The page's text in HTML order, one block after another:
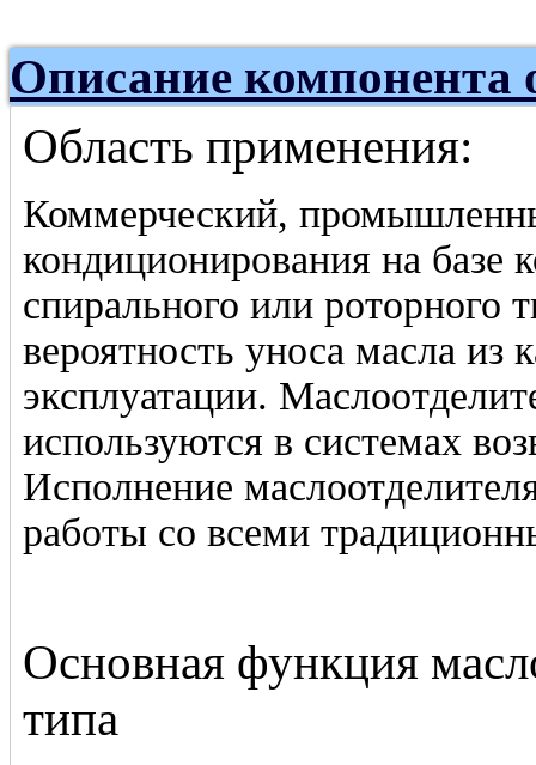
Описание компонента
Область применения:
Коммерческий,
кондиционирования на базе
спирального или роторного
вероятность уноса масла из
эксплуатации.
используются в системах
Исполнение
работы со всеми
Основная функция
типа